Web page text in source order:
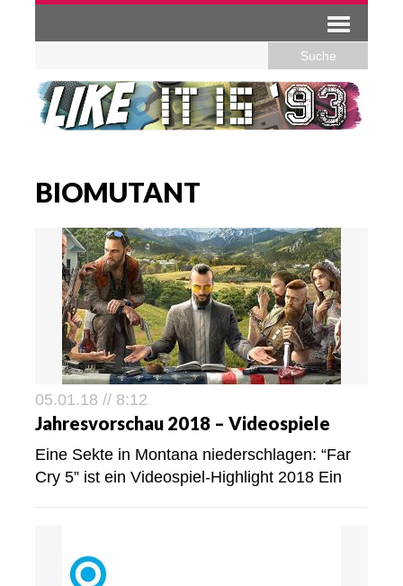
BIOMUTANT
05.01.18 // 8:12
Jahresvorschau 2018 – Videospiele
Eine Sekte in Montana niederschlagen: “Far
Cry 5” ist ein Videospiel-Highlight 2018 Ein